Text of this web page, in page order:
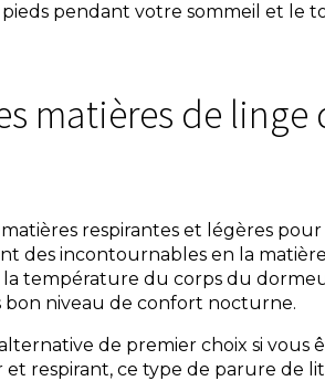
pendant votre sommeil et le
matières de
respirantes et légères
des incontournables en la
température du corps du
bon niveau de confort nocturne.
de premier choix si vous
respirant, ce type de parure de